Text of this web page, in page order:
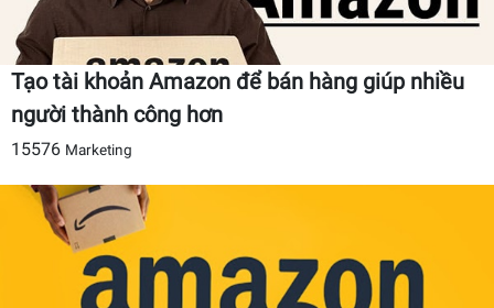
Tạo tài khoản Amazon để bán hàng giúp nhiều
người thành công hơn
15576 Marketing